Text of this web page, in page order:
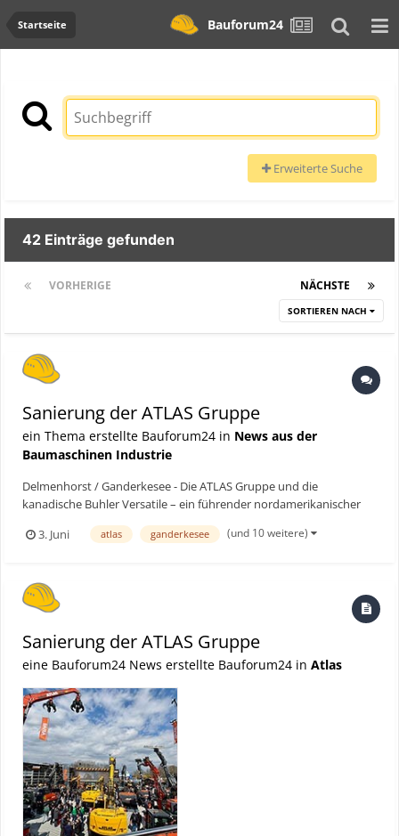
Startseite Bauforum24
Erweiterte Suche
42 Einträge gefunden
VORHERIGE NÄCHSTE
SORTIEREN NACH
Sanierung der ATLAS Gruppe
ein Thema erstellte Bauforum24 in News aus der
Baumaschinen Industrie
Delmenhorst / Ganderkesee - Die ATLAS Gruppe und die
kanadische Buhler Versatile – ein führender nordamerikanischer
Hersteller von Landmaschinen mit Produktionsstandort in
Winnipeg, Manitoba – haben eine wirtschaftliche Einigung über die
3. Juni atlas ganderkesee (und 10 weitere)
Sanierung der ATLAS Gruppe
eine Bauforum24 News erstellte Bauforum24 in Atlas